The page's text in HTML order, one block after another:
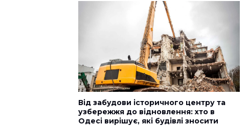
Від забудови історичного центру та
узбережжя до відновлення: хто в
Одесі вирішує, які будівлі зносити